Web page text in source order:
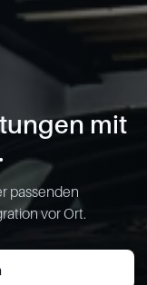
mit
passenden
vor Ort.